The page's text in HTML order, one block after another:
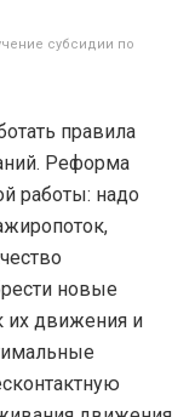
субсидии по
правила
Реформа
работы: надо
новые
их движения и